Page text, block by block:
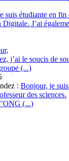
suis étudiante en fin
J’ai
j’ai le soucis de
(...)
: Bonjour, je
des sciences.
(...)